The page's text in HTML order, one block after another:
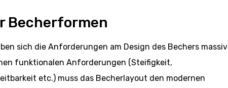
Becherformen
sich die Anforderungen am Design des Bechers massiv
funktionalen Anforderungen (Steifigkeit,
etc.) muss das Becherlayout den modernen